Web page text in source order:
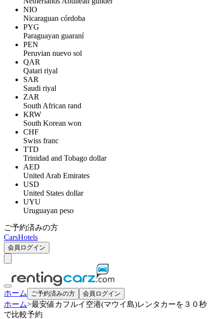
NIO
Nicaraguan córdoba
PYG
Paraguayan guaraní
PEN
Peruvian nuevo sol
QAR
Qatari riyal
SAR
Saudi riyal
ZAR
South African rand
KRW
South Korean won
CHF
Swiss franc
TTD
Trinidad and Tobago dollar
AED
United Arab Emirates
USD
United States dollar
UYU
Uruguayan peso
ご予約済みの方
CarsHotels
会員ログイン
ホーム ご予約済みの方 会員ログイン
ホーム>最安値カフルイ空港(マウイ島)レンタカーを３０秒
で比較予約